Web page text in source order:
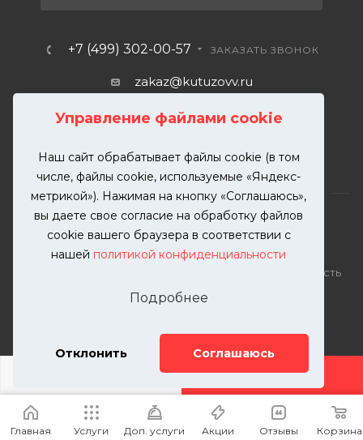
Управление файлами cookie
Наш сайт обрабатывает файлы cookie (в том
числе, файлы cookie, используемые «Яндекс-
метрикой»). Нажимая на кнопку «Соглашаюсь»,
вы даете свое согласие на обработку файлов
cookie вашего браузера в соответствии с
нашей политикой конфиденциальности
Подробнее
Отклонить Соглашаюсь
ДОБАВИТЬ УСЛУГУ
+7 (499) 302-00-57 ЗАКАЗАТЬ ЗВОНОК
zakaz@kutuzovv.ru
г. Москва, Краснобогатырская
улица, 89, стр. 1.
2026 © KUTUZOVV | Кузовной ремонт и покраска
автомобилей. Вся информация на сайте – собственность
ООО "КУТУЗОВВ"
Публикация информации с сайта KUTUZOVV.RU без
Телефон: 8(499)-302-00-57
Главная Услуги Доп. услуги Акции Отзывы Корзина